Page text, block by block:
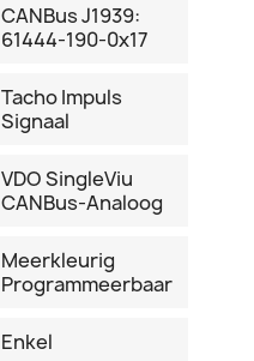
CANBus J1939:
61444-190-0x17
Tacho Impuls
Signaal
VDO SingleViu
CANBus-Analoog
Meerkleurig
Programmeerbaar
Enkel